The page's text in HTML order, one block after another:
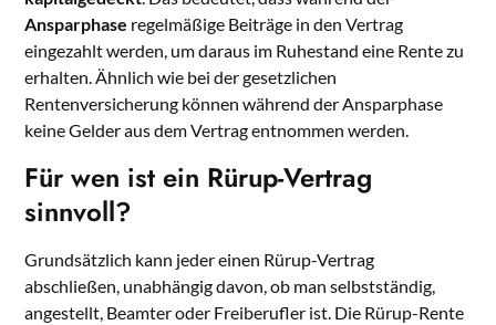
Ansparphase regelmäßige Beiträge in den Vertrag
eingezahlt werden, um daraus im Ruhestand eine Rente zu
erhalten. Ähnlich wie bei der gesetzlichen
Rentenversicherung können während der Ansparphase
keine Gelder aus dem Vertrag entnommen werden.
Für wen ist ein Rürup-Vertrag
sinnvoll?
Grundsätzlich kann jeder einen Rürup-Vertrag
abschließen, unabhängig davon, ob man selbstständig,
angestellt, Beamter oder Freiberufler ist. Die Rürup-Rente